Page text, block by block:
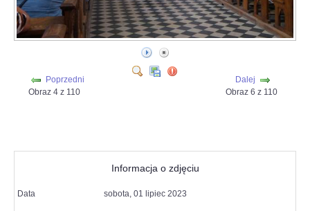
Poprzedni
Obraz 4 z 110
Dalej
Obraz 6 z 110
Informacja o zdjęciu
Data sobota, 01 lipiec 2023